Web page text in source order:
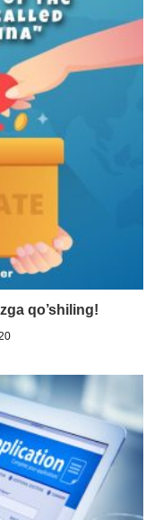
qo’shiling!